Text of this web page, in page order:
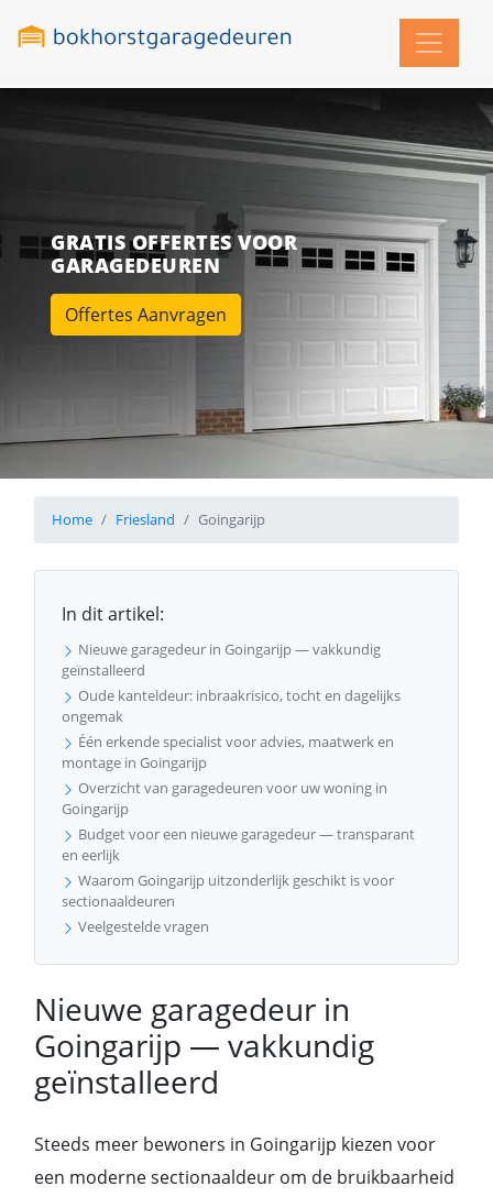
GRATIS OFFERTES VOOR
GARAGEDEUREN
Offertes Aanvragen
Home Friesland Goingarijp
In dit artikel:
Nieuwe garagedeur in Goingarijp — vakkundig
geïnstalleerd
Oude kanteldeur: inbraakrisico, tocht en dagelijks
ongemak
Één erkende specialist voor advies, maatwerk en
montage in Goingarijp
Overzicht van garagedeuren voor uw woning in
Goingarijp
Budget voor een nieuwe garagedeur — transparant
en eerlijk
Waarom Goingarijp uitzonderlijk geschikt is voor
sectionaaldeuren
Veelgestelde vragen
Nieuwe garagedeur in
Goingarijp — vakkundig
geïnstalleerd
Steeds meer bewoners in Goingarijp kiezen voor
een moderne sectionaaldeur om de bruikbaarheid